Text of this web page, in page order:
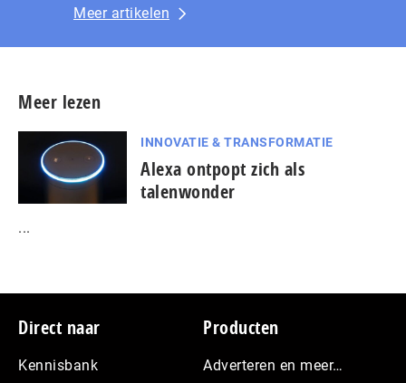
Meer artikelen
Meer lezen
INNOVATIE & TRANSFORMATIE
Alexa ontpopt zich als
talenwonder
...
Footer
Direct naar
Kennisbank
Producten
Adverteren en meer…